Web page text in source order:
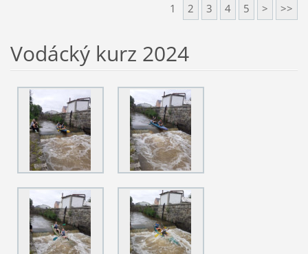
1 2 3 4 5 > >>
Vodácký kurz 2024